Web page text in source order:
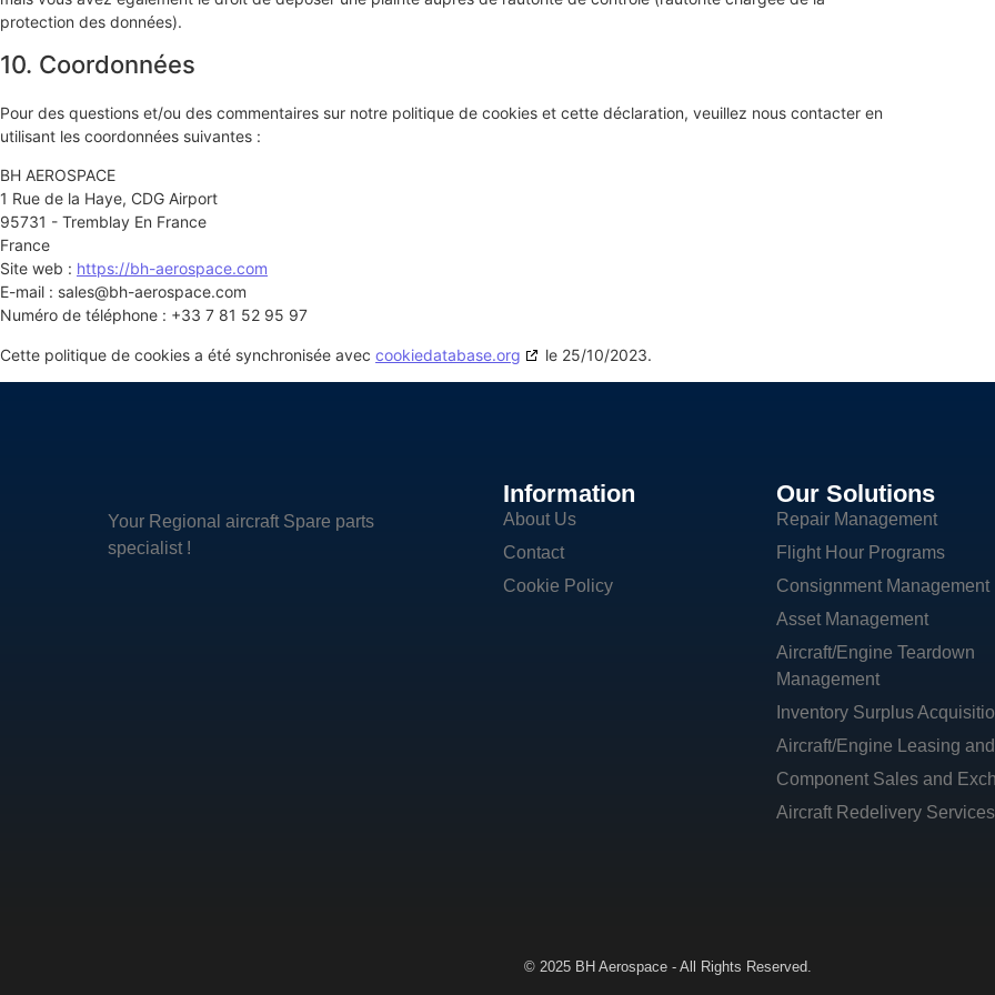
protection des données).
10. Coordonnées
Pour des questions et/ou des commentaires sur notre politique de cookies et cette déclaration, veuillez nous contacter en
utilisant les coordonnées suivantes :
BH AEROSPACE
1 Rue de la Haye, CDG Airport
95731 - Tremblay En France
France
Site web : https://bh-aerospace.com
E-mail : sales@bh-aerospace.com
Numéro de téléphone : +33 7 81 52 95 97
Cette politique de cookies a été synchronisée avec cookiedatabase.org le 25/10/2023.
Your Regional aircraft Spare parts
specialist !
Information
About Us
Contact
Cookie Policy
Our Solutions
Repair Management
Flight Hour Programs
Consignment Management
Asset Management
Aircraft/Engine Teardown
Management
Inventory Surplus
Aircraft/Engine Leasing
Component Sales and
Aircraft Redelivery Services
© 2025 BH Aerospace - All Rights Reserved.